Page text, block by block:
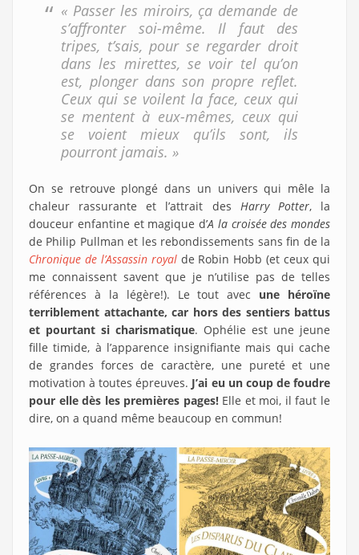
« Passer les miroirs, ça demande de
s’affronter soi-même. Il faut des
tripes, t’sais, pour se regarder droit
dans les mirettes, se voir tel qu’on
est, plonger dans son propre reflet.
Ceux qui se voilent la face, ceux qui
se mentent à eux-mêmes, ceux qui
se voient mieux qu’ils sont, ils
pourront jamais. »
On se retrouve plongé dans un univers qui mêle la
chaleur rassurante et l’attrait des Harry Potter, la
douceur enfantine et magique d’A la croisée des mondes
de Philip Pullman et les rebondissements sans fin de la
Chronique de l’Assassin royal de Robin Hobb (et ceux qui
me connaissent savent que je n’utilise pas de telles
références à la légère!). Le tout avec une héroïne
terriblement attachante, car hors des sentiers battus
et pourtant si charismatique. Ophélie est une jeune
fille timide, à l’apparence insignifiante mais qui cache
de grandes forces de caractère, une pureté et une
motivation à toutes épreuves. J’ai eu un coup de foudre
pour elle dès les premières pages!Elle et moi, il faut le
dire, on a quand même beaucoup en commun!